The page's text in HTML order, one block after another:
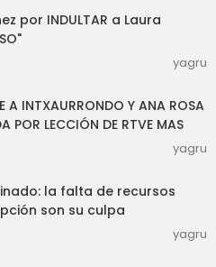
por INDULTAR a Laura
yagru
A INTXAURRONDO Y ANA ROSA
POR LECCIÓN DE RTVE MAS
yagru
la falta de recursos
son su culpa
yagru